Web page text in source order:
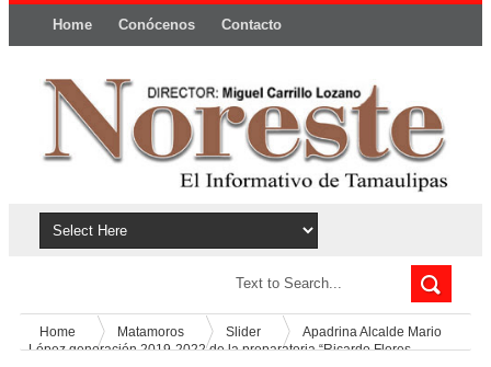
Home Conócenos Contacto
Home Matamoros Slider
Apadrina Alcalde Mario
López generación 2019-2022 de la preparatoria “Ricardo Flores